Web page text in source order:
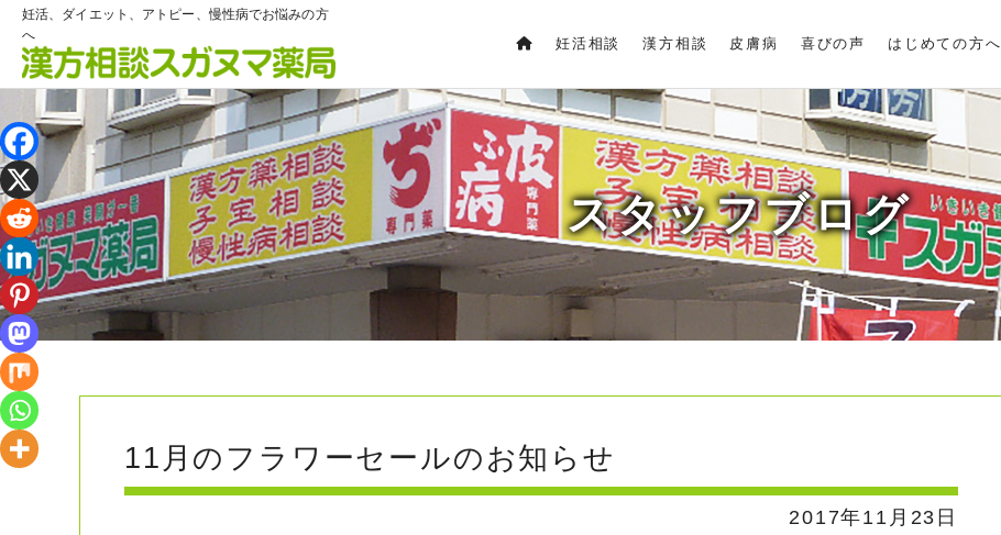
妊活、ダイエット、アトピー、慢性病でお悩みの方
へ
妊活相談 漢方相談 皮膚病 喜びの声 はじめての方へ
スタッフブログ
11月のフラワーセールのお知らせ
2017年11月23日